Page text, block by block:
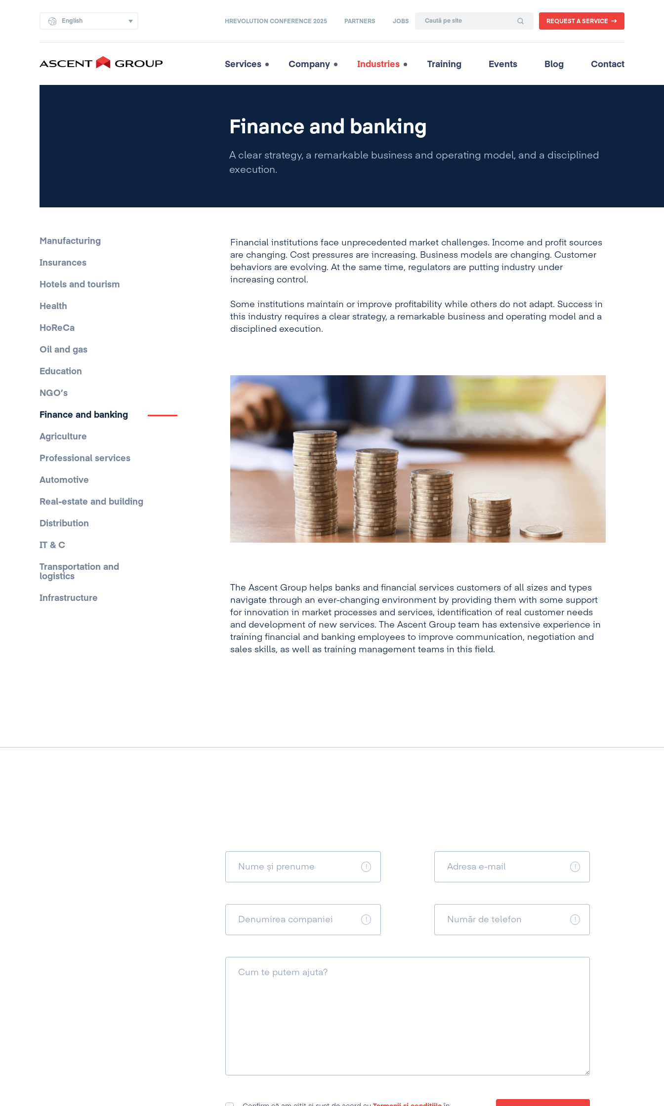
English HREVOLUTION CONFERENCE 2025 PARTNERS JOBS REQUEST A SERVICE
Services Company Industries Training Events Blog Contact
Finance and banking
A clear strategy, a remarkable business and operating model, and a disciplined
execution.
Manufacturing
Insurances
Hotels and tourism
Health
HoReCa
Oil and gas
Education
NGO’s
Finance and banking
Agriculture
Professional services
Automotive
Real-estate and building
Distribution
IT & C
Transportation and
logistics
Infrastructure
Financial institutions face unprecedented market challenges. Income and profit sources
are changing. Cost pressures are increasing. Business models are changing. Customer
behaviors are evolving. At the same time, regulators are putting industry under
increasing control.
Some institutions maintain or improve profitability while others do not adapt. Success in
this industry requires a clear strategy, a remarkable business and operating model and a
disciplined execution.
The Ascent Group helps banks and financial services customers of all sizes and types
navigate through an ever-changing environment by providing them with some support
for innovation in market processes and services, identification of real customer needs
and development of new services. The Ascent Group team has extensive experience in
training financial and banking employees to improve communication, negotiation and
sales skills, as well as training management teams in this field.
Nume și prenume Adresa e-mail
Denumirea companiei Număr de telefon
Cum te putem ajuta?